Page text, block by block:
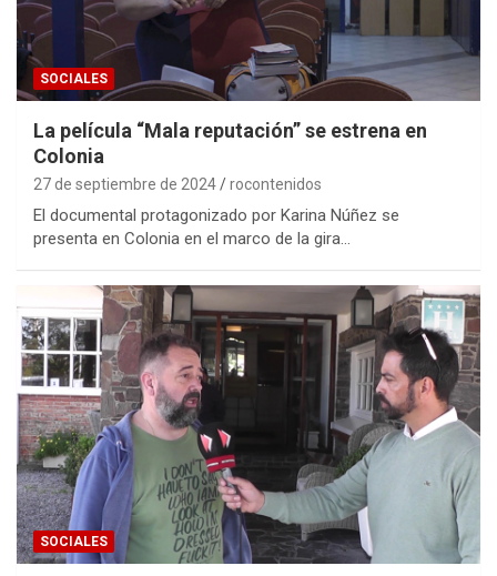
SOCIALES
La película “Mala reputación” se estrena en
Colonia
27 de septiembre de 2024 rocontenidos
El documental protagonizado por Karina Núñez se
presenta en Colonia en el marco de la gira…
SOCIALES